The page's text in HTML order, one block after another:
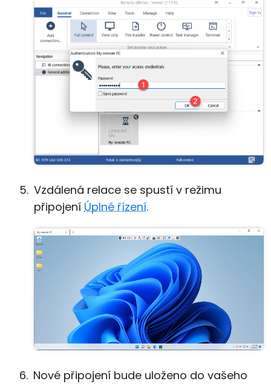
Vzdálená relace se spustí v režimu
připojení Úplné řízení.
Nové připojení bude uloženo do vašeho